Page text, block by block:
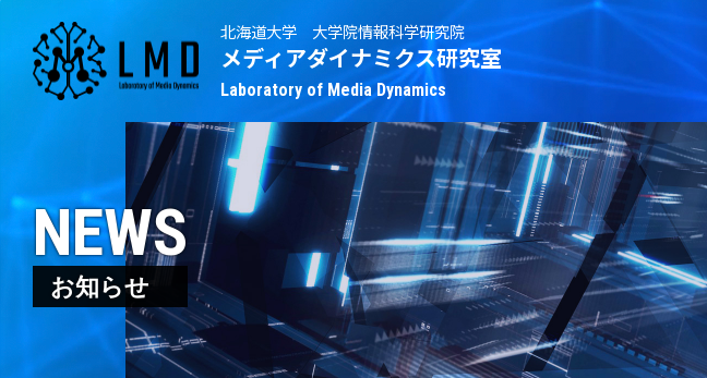
北海道大学 大学院情報科学研究院
メディアダイナミクス研究室
Laboratory of Media Dynamics
NEWS
お知らせ